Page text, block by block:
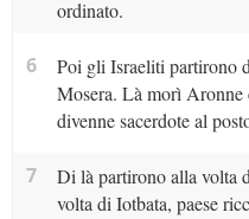
ordinato.
6
Poi gli Israeliti partirono
Mosera. Là morì
divenne sacerdote al
7
Di là partirono alla volta
volta di Iotbata, paese